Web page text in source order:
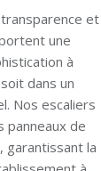
et
une
à
dans un
Nos escaliers
panneaux de
garantissant la